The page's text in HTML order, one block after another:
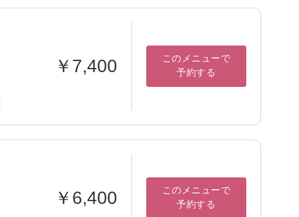
￥7,400
このメニューで
予約する
￥6,400
このメニューで
予約する